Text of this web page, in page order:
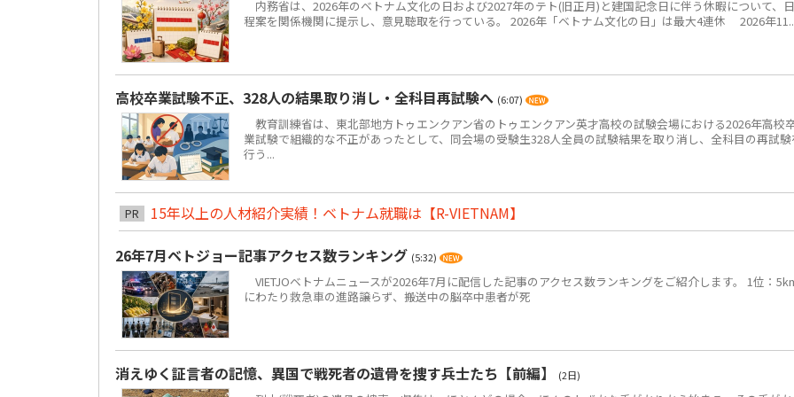
内務省は、2026年のベトナム文化の日および2027年のテト(旧正月)と建国記念日に伴う休暇について、日
程案を関係機関に提示し、意見聴取を行っている。 2026年「ベトナム文化の日」は最大4連休 2026年
高校卒業試験不正、328人の結果取り消し・全科目再試験へ (6:07)
教育訓練省は、東北部地方トゥエンクアン省のトゥエンクアン英才高校の試験会場における2026年高校
業試験で組織的な不正があったとして、同会場の受験生328人全員の試験結果を取り消し、全科目の再試験
行う...
PR
15年以上の人材紹介実績！ベトナム就職は【R-VIETNAM】
26年7月ベトジョー記事アクセス数ランキング (5:32)
VIETJOベトナムニュースが2026年7月に配信した記事のアクセス数ランキングをご紹介します。 1位：
にわたり救急車の進路譲らず、搬送中の脳卒中患者が死
消えゆく証言者の記憶、異国で戦死者の遺骨を捜す兵士たち【前編】 (2日)